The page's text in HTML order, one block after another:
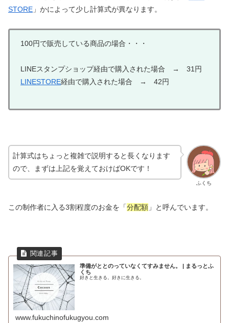
STORE 」かによって少し計算式が異なります。
100円で販売している商品の場合・・・
LINEスタンプショップ経由で購入された場合 → 31円
LINESTORE経由で購入された場合 → 42円
ふくち
計算式はちょっと複雑で説明すると長くなります
ので、まずは上記を覚えておけばOKです！
この制作者に入る3割程度のお金を「分配額 」と呼んでいます。
準備がととのっていなくてすみません。 | まるっとふ
くち
好きと生きる。好きに生きる。
www.fukuchinofukugyou.com